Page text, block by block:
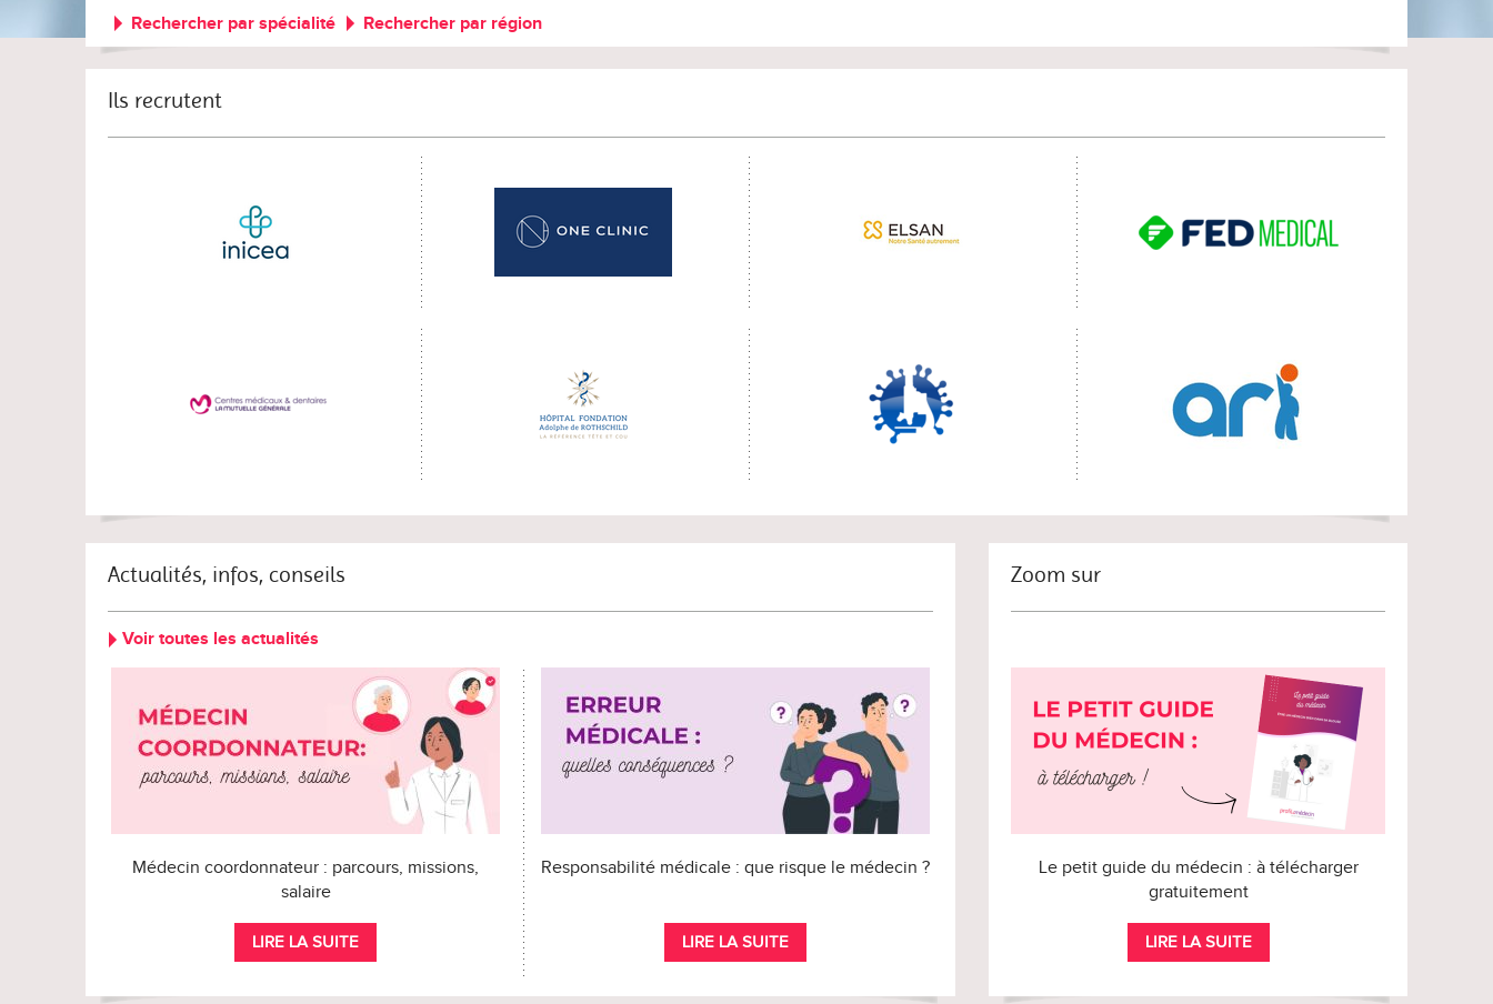
Rechercher par spécialité Rechercher par région
Ils recrutent
Actualités, infos, conseils
Voir toutes les actualités
Médecin coordonnateur : parcours, missions,
salaire
LIRE LA SUITE
Responsabilité médicale : que risque le médecin ?
LIRE LA SUITE
Zoom sur
Le petit guide du médecin : à télécharger
gratuitement
LIRE LA SUITE